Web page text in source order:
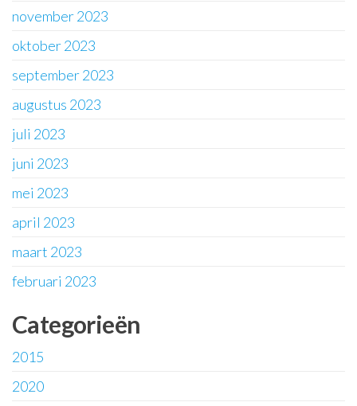
november 2023
oktober 2023
september 2023
augustus 2023
juli 2023
juni 2023
mei 2023
april 2023
maart 2023
februari 2023
Categorieën
2015
2020